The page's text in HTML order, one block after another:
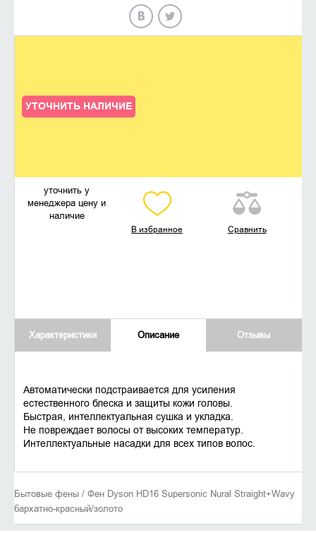
УТОЧНИТЬ НАЛИЧИЕ
уточнить у
менеджера цену и
наличие
В избранное Сравнить
Характеристики Описание Отзывы
Автоматически подстраивается для усиления
естественного блеска и защиты кожи головы.
Быстрая, интеллектуальная сушка и укладка.
Не повреждает волосы от высоких температур.
Интеллектуальные насадки для всех типов волос.
Бытовые фены / Фен Dyson HD16 Supersonic Nural Straight+Wavy
бархатно‑красный/золото